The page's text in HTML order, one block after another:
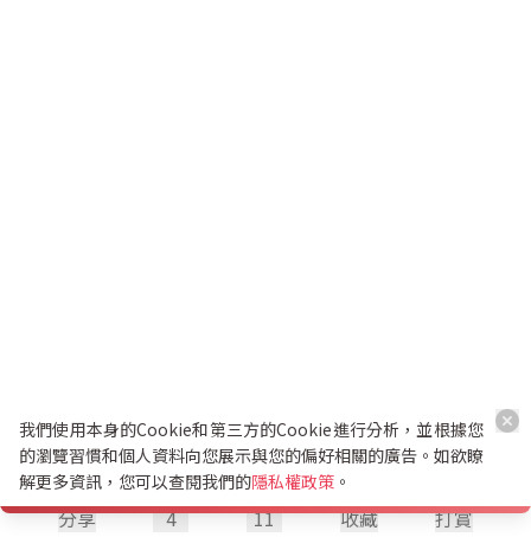
分享 4 11 收藏 打賞
我們使用本身的Cookie和第三方的Cookie進行分析，並根據您
的瀏覽習慣和個人資料向您展示與您的偏好相關的廣告。如欲瞭
解更多資訊，您可以查閱我們的隱私權政策 。